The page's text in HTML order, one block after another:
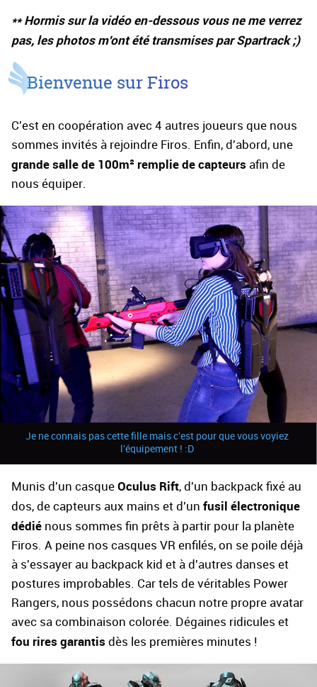
** Hormis sur la vidéo en-dessous vous ne me verrez
pas, les photos m'ont été transmises par Spartrack ;)
Bienvenue sur Firos
C'est en coopération avec 4 autres joueurs que nous
sommes invités à rejoindre Firos. Enfin, d'abord, une
grande salle de 100m² remplie de capteurs afin de
nous équiper.
Je ne connais pas cette fille mais c'est pour que vous voyiez
l'équipement ! :D
Munis d'un casque Oculus Rift, d'un backpack fixé au
dos, de capteurs aux mains et d'un fusil électronique
dédié nous sommes fin prêts à partir pour la planète
Firos. A peine nos casques VR enfilés, on se poile déjà
à s'essayer au backpack kid et à d'autres danses et
postures improbables. Car tels de véritables Power
Rangers, nous possédons chacun notre propre avatar
avec sa combinaison colorée. Dégaines ridicules et
fou rires garantis dès les premières minutes !